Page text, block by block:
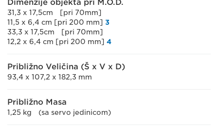
Dimenzije objekta pri M.O.D.
31,3 x 17,5cm [pri 70mm]
11,5 x 6,4 cm [pri 200 mm] 3
33,3 x 17,5cm [pri 70mm]
12,2 x 6,4 cm [pri 200 mm] 4
Približno Veličina (Š x V x D)
93,4 x 107,2 x 182,3 mm
Približno Masa
1,25 kg (sa servo jedinicom)